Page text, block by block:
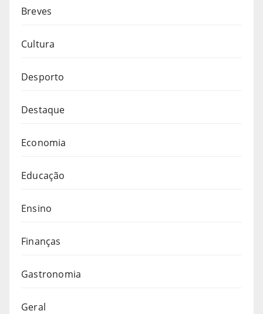
Breves
Cultura
Desporto
Destaque
Economia
Educação
Ensino
Finanças
Gastronomia
Geral